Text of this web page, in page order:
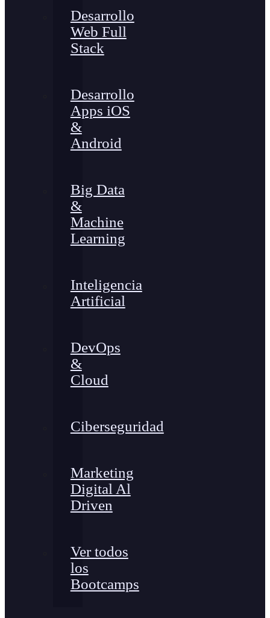
Desarrollo
Web Full
Stack
Desarrollo
Apps iOS
&
Android
Big Data
&
Machine
Learning
Inteligencia
Artificial
DevOps
&
Cloud
Ciberseguridad
Marketing
Digital Al
Driven
Ver todos
los
Bootcamps